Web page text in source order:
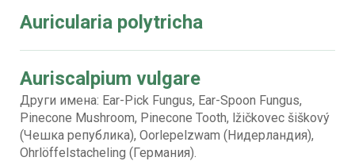
Auricularia polytricha
Auriscalpium vulgare
Други имена: Ear-Pick Fungus, Ear-Spoon Fungus,
Pinecone Mushroom, Pinecone Tooth, lžičkovec šiškový
(Чешка република), Oorlepelzwam (Нидерландия),
Ohrlöffelstacheling (Германия).